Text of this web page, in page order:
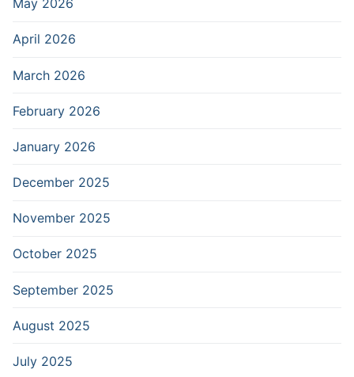
May 2026
April 2026
March 2026
February 2026
January 2026
December 2025
November 2025
October 2025
September 2025
August 2025
July 2025